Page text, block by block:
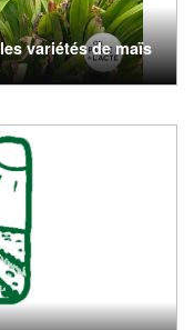
variétés de maïs